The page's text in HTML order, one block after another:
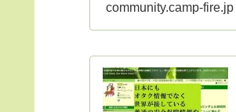
community.camp-fire.jp